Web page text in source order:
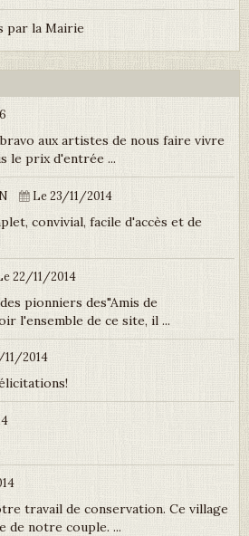
par la Mairie
aux artistes de nous faire vivre
le prix d'entrée ...
Le 23/11/2014
convivial, facile d'accès et de
22/11/2014
pionniers des"Amis de
l'ensemble de ce site, il ...
2014
travail de conservation. Ce village
de notre couple. ...